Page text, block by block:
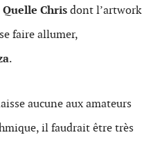
Quelle Chrisdont l’artwork
faire allumer,
.
aucune aux amateurs
il faudrait être très